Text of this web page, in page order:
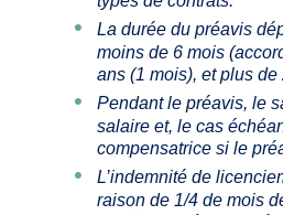
La durée du préavis
moins de 6 mois
ans (1 mois), et plus de
Pendant le préavis, le
salaire et, le cas
compensatrice si le
L’indemnité de
raison de 1/4 de mois